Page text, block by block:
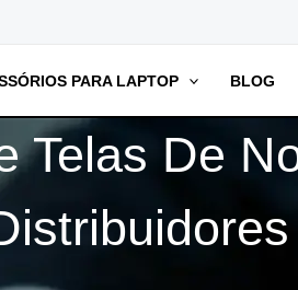
PARA LAPTOP BLOG
Telas De